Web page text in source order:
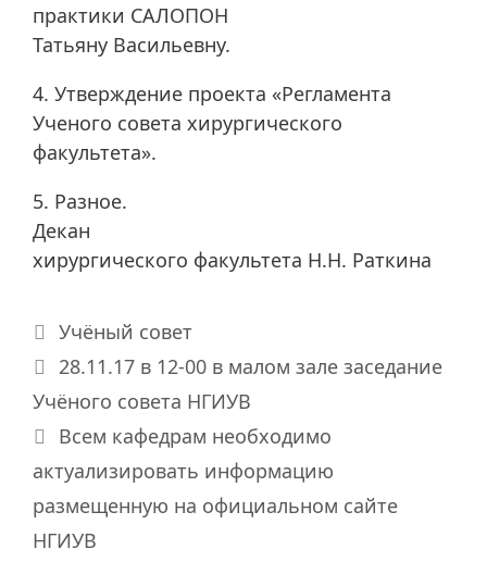
практики САЛОПОН
Татьяну Васильевну.
4. Утверждение проекта «Регламента
Ученого совета хирургического
факультета».
5. Разное.
Декан
хирургического факультета Н.Н. Раткина
Рубрики
Учёный совет
28.11.17 в 12-00 в малом зале заседание
Учёного совета НГИУВ
Всем кафедрам необходимо
актуализировать информацию
размещенную на официальном сайте
НГИУВ